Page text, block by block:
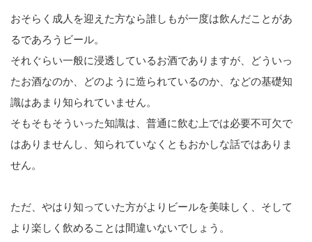
おそらく成人を迎えた方なら誰しもが一度は飲んだことがあ
るであろうビール。
それぐらい一般に浸透しているお酒でありますが、どういっ
たお酒なのか、どのように造られているのか、などの基礎知
識はあまり知られていません。
そもそもそういった知識は、普通に飲む上では必要不可欠で
はありませんし、知られていなくともおかしな話ではありま
せん。
ただ、やはり知っていた方がよりビールを美味しく、そして
より楽しく飲めることは間違いないでしょう。